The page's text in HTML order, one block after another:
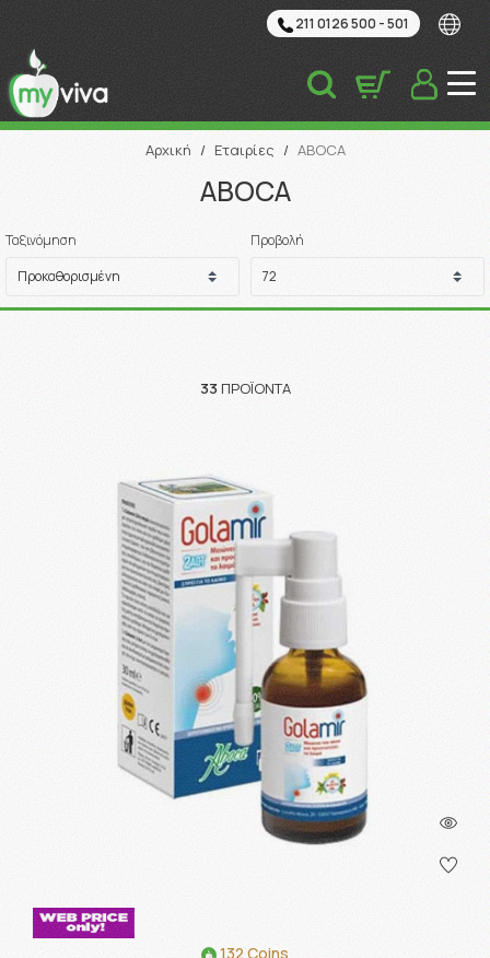
211 0126 500 - 501
Αναζήτηση
Αρχική / Εταιρίες / ABOCA
ABOCA
Ταξινόμηση Προβολή
33ΠΡΟΪΌΝΤΑ
132 Coins